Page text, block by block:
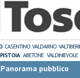
CASENTINO VALDARNO
PISTOIA ABETONE VALDINIEVOLE
Panorama pubblico